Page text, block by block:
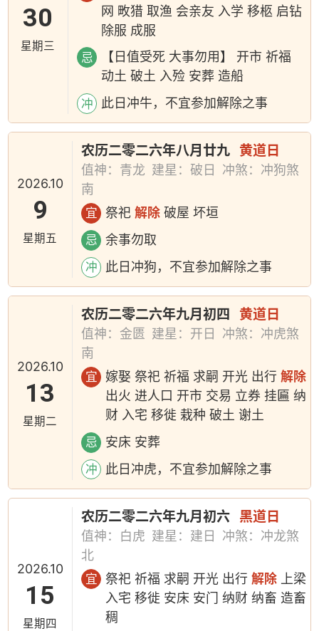
30
星期三
网 畋猎 取渔 会亲友 入学 移柩 启钻
除服 成服
忌
【日值受死 大事勿用】 开市 祈福
动土 破土 入殓 安葬 造船
冲 此日冲牛，不宜参加解除之事
2026.10
9
星期五
农历二零二六年八月廿九 黄道日
值神：青龙 建星：破日
冲煞：冲狗煞
南
宜 祭祀解除 破屋 坏垣
忌 余事勿取
冲 此日冲狗，不宜参加解除之事
2026.10
13
星期二
农历二零二六年九月初四 黄道日
值神：金匮 建星：开日
冲煞：冲虎煞
南
宜 嫁娶 祭祀 祈福 求嗣 开光 出行解除
出火 进人口 开市 交易 立券 挂匾 纳
财 入宅 移徙 栽种 破土 谢土
忌 安床 安葬
冲 此日冲虎，不宜参加解除之事
2026.10
15
星期四
农历二零二六年九月初六 黑道日
值神：白虎 建星：建日
冲煞：冲龙煞
北
宜 祭祀 祈福 求嗣 开光 出行解除 上梁
入宅 移徙 安床 安门 纳财 纳畜 造畜
稠